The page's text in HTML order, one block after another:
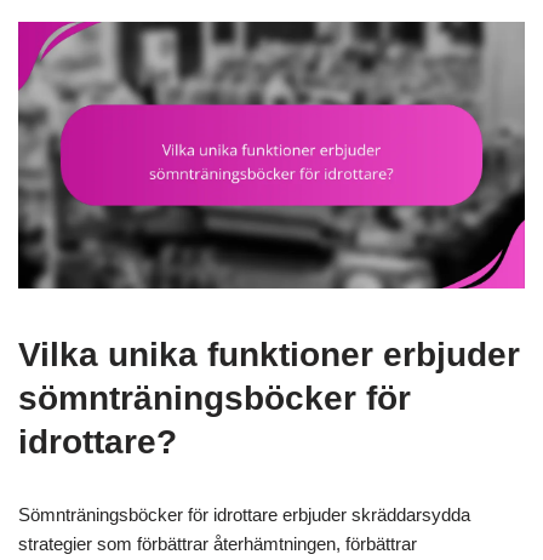
Vilka unika funktioner erbjuder
sömnträningsböcker för
idrottare?
Sömnträningsböcker för idrottare erbjuder skräddarsydda
strategier som förbättrar återhämtningen, förbättrar